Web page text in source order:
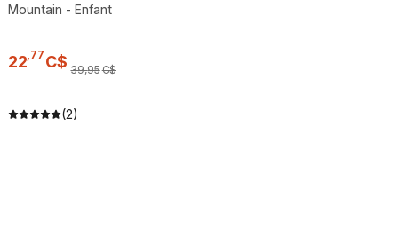
Mountain - Enfant
22 77 C$ 39,95C$
(2)